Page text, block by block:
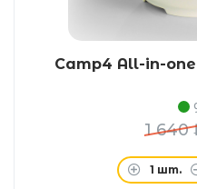
Camp4 All-in-
1 640
1 шт.